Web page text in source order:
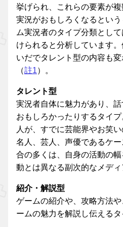
挙げられ、これらの要素が
実況がおもしろくなるとい
ム実況者のタイプ分類とし
けられると分析しています
いだでタレント型の内容も
（註1）。
タレント型
実況者自体に魅力があり、
おもしろかったりするタイ
人が、すでに芸能界やお笑
名人、芸人、声優であるケ
合の多くは、自身の活動の
動とは異なる副次的なメディ
紹介・解説型
ゲームの紹介や、攻略方法
ームの魅力を解説し伝えるタ